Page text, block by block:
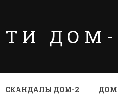
ДОМ-
СКАНДАЛЫ ДОМ-2